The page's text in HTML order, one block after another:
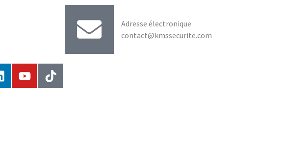
Adresse électronique
contact@kmssecurite.com